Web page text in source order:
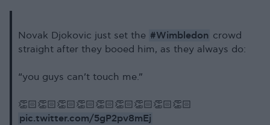
Novak Djokovic just set the #Wimbledon crowd
straight after they booed him, as they always do:
“you guys can’t touch me.”
👏🏻👏🏻👏🏻👏🏻👏🏻👏🏻👏🏻👏🏻👏🏻
pic.twitter.com/5gP2pv8mEj